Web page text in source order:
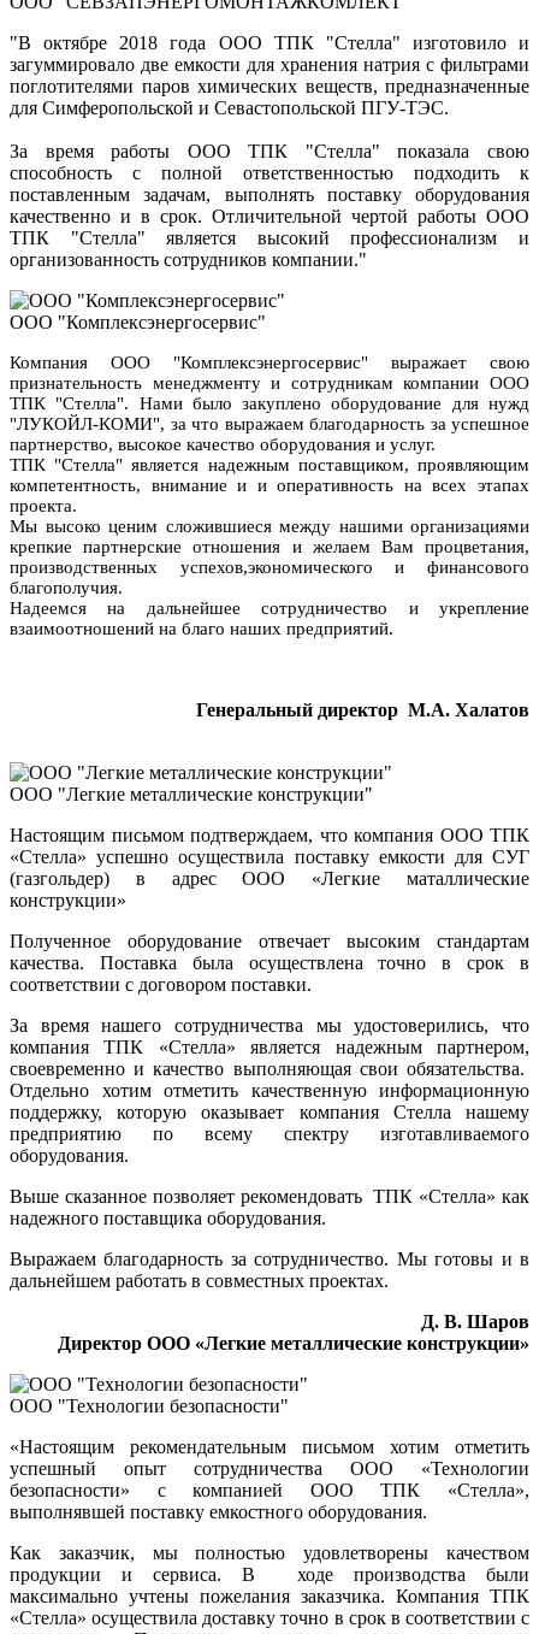
"В октябре 2018 года ООО ТПК "Стелла" изготовило и
загуммировало две емкости для хранения натрия с фильтрами
поглотителями паров химических веществ, предназначенные
для Симферопольской и Севастопольской ПГУ-ТЭС.
За время работы ООО ТПК "Стелла" показала свою
способность с полной ответственностью подходить к
поставленным задачам, выполнять поставку оборудования
качественно и в срок. Отличительной чертой работы ООО
ТПК "Стелла" является высокий профессионализм и
организованность сотрудников компании."
ООО "Комплексэнергосервис"
Компания ООО "Комплексэнергосервис" выражает свою
признательность менеджменту и сотрудникам компании ООО
ТПК "Стелла". Нами было закуплено оборудование для нужд
"ЛУКОЙЛ-КОМИ", за что выражаем благодарность за успешное
партнерство, высокое качество оборудования и услуг.
ТПК "Стелла" является надежным поставщиком, проявляющим
компетентность, внимание и и оперативность на всех этапах
проекта.
Мы высоко ценим сложившиеся между нашими организациями
крепкие партнерские отношения и желаем Вам процветания,
производственных успехов,экономического и финансового
благополучия.
Надеемся на дальнейшее сотрудничество и укрепление
взаимоотношений на благо наших предприятий.
Генеральный директор М.А. Халатов
ООО "Легкие металлические конструкции"
Настоящим письмом подтверждаем, что компания ООО ТПК
«Стелла» успешно осуществила поставку емкости для СУГ
(газгольдер) в адрес ООО «Легкие маталлические
конструкции»
Полученное оборудование отвечает высоким стандартам
качества. Поставка была осуществлена точно в срок в
соответствии с договором поставки.
За время нашего сотрудничества мы удостоверились, что
компания ТПК «Стелла» является надежным партнером,
своевременно и качество выполняющая свои обязательства.
Отдельно хотим отметить качественную информационную
поддержку, которую оказывает компания Стелла нашему
предприятию по всему спектру изготавливаемого
оборудования.
Выше сказанное позволяет рекомендовать ТПК «Стелла» как
надежного поставщика оборудования.
Выражаем благодарность за сотрудничество. Мы готовы и в
дальнейшем работать в совместных проектах.
Д. В. Шаров
Директор ООО «Легкие металлические конструкции»
ООО "Технологии безопасности"
«Настоящим рекомендательным письмом хотим отметить
успешный опыт сотрудничества ООО «Технологии
безопасности» с компанией ООО ТПК «Стелла»,
выполнявшей поставку емкостного оборудования.
Как заказчик, мы полностью удовлетворены качеством
продукции и сервиса. В ходе производства были
максимально учтены пожелания заказчика. Компания ТПК
«Стелла» осуществила доставку точно в срок в соответствии с